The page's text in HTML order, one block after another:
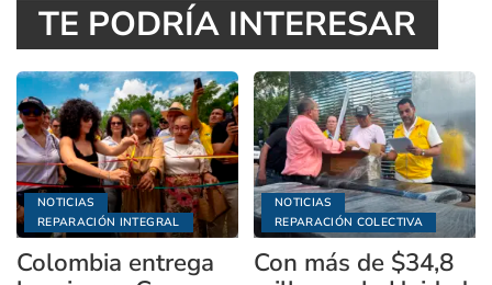
TE PODRÍA INTERESAR
NOTICIAS
REPARACIÓN INTEGRAL
Colombia entrega
NOTICIAS
REPARACIÓN COLECTIVA
Con más de $34,8